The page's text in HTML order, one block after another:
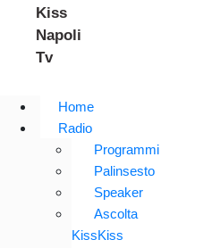
Kiss
Napoli
Tv
Home
Radio
Programmi
Palinsesto
Speaker
Ascolta
KissKiss